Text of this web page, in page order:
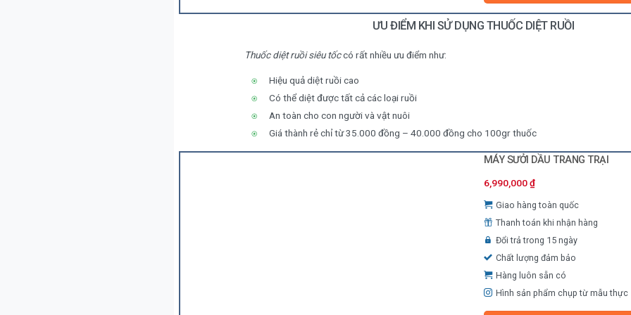
ƯU ĐIỂM KHI SỬ DỤNG THUỐC DIỆT RUỒI
Thuốc diệt ruồi siêu tốccó rất nhiều ưu điểm như:
Hiệu quả diệt ruồi cao
Có thể diệt được tất cả các loại ruồi
An toàn cho con người và vật nuôi
Giá thành rẻ chỉ từ 35.000 đồng – 40.000 đồng cho 100gr thuốc
MÁY SƯỞI DẦU TRANG TRẠI
6,990,000₫
Giao hàng toàn quốc
Thanh toán khi nhận hàng
Đổi trả trong 15 ngày
Chất lượng đảm bảo
Hàng luôn sẵn có
Hình sản phẩm chụp từ mẫu thực